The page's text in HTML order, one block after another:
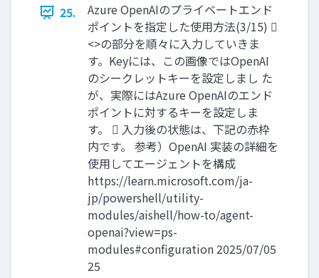
25.
Azure OpenAIのプライベートエンド
ポイントを指定した使用方法(3/15) 
<>の部分を順々に入力していきま
す。Keyには、この画像ではOpenAI
のシークレットキーを設定しまし た
が、実際にはAzure OpenAIのエンド
ポイントに対するキーを設定しま
す。  入力後の状態は、下記の赤枠
内です。 参考）OpenAI 実装の詳細を
使用してエージェントを構成
https://learn.microsoft.com/ja-
jp/powershell/utility-
modules/aishell/how-to/agent-
openai?view=ps-
modules#configuration 2025/07/05
25